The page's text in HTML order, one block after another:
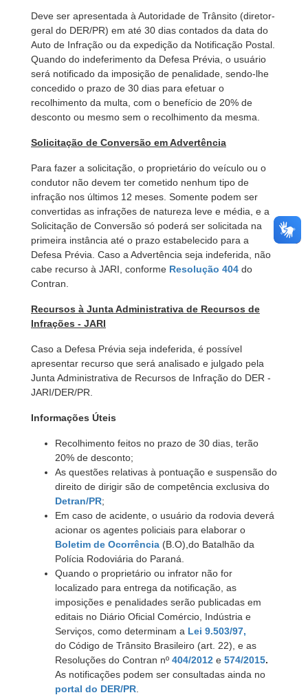
Deve ser apresentada à Autoridade de Trânsito (diretor-
geral do DER/PR) em até 30 dias contados da data do
Auto de Infração ou da expedição da Notificação Postal.
Quando do indeferimento da Defesa Prévia, o usuário
será notificado da imposição de penalidade, sendo-lhe
concedido o prazo de 30 dias para efetuar o
recolhimento da multa, com o benefício de 20% de
desconto ou mesmo sem o recolhimento da mesma.
Solicitação de Conversão em Advertência
Para fazer a solicitação, o proprietário do veículo ou o
condutor não devem ter cometido nenhum tipo de
infração nos últimos 12 meses. Somente podem ser
convertidas as infrações de natureza leve e média, e a
Solicitação de Conversão só poderá ser solicitada na
primeira instância até o prazo estabelecido para a
Defesa Prévia. Caso a Advertência seja indeferida, não
cabe recurso à JARI, conforme Resolução 404 do
Contran.
Recursos à Junta Administrativa de Recursos de
Infrações - JARI
Caso a Defesa Prévia seja indeferida, é possível
apresentar recurso que será analisado e julgado pela
Junta Administrativa de Recursos de Infração do DER -
JARI/DER/PR.
Informações Úteis
Recolhimento feitos no prazo de 30 dias, terão
20% de desconto;
As questões relativas à pontuação e suspensão do
direito de dirigir são de competência exclusiva do
Detran/PR;
Em caso de acidente, o usuário da rodovia deverá
acionar os agentes policiais para elaborar o
Boletim de Ocorrência (B.O),do Batalhão da
Polícia Rodoviária do Paraná.
Quando o proprietário ou infrator não for
localizado para entrega da notificação, as
imposições e penalidades serão publicadas em
editais no Diário Oficial Comércio, Indústria e
Serviços, como determinam a Lei 9.503/97,
do Código de Trânsito Brasileiro (art. 22), e as
Resoluções do Contran nº 404/2012 e 574/2015.
As notificações podem ser consultadas ainda no
portal do DER/PR